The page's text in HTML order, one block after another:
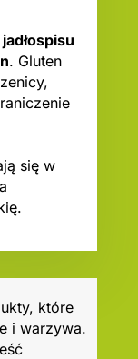
. Gluten
się w
które
i warzywa.